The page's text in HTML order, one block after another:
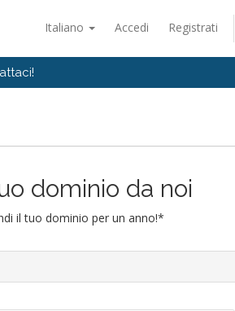
Italiano Accedi Registrati
dominio da noi
il tuo dominio per un anno!*